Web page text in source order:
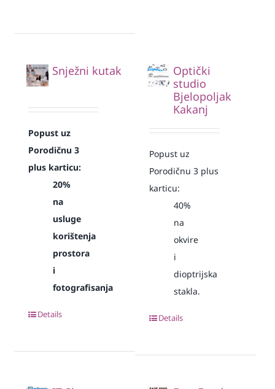
Snježni kutak
Popust uz
Porodičnu 3
plus karticu:
20%
na
usluge
korištenja
prostora
i
fotografisanja
Details
Optički
studio
Bjelopoljak
Kakanj
Popust uz
Porodičnu 3 plus
karticu:
40%
na
okvire
i
dioptrijska
stakla.
Details